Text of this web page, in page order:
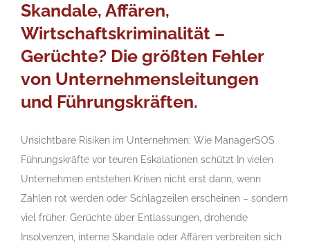
Skandale, Affären,
Wirtschaftskriminalität –
Gerüchte? Die größten Fehler
von Unternehmensleitungen
und Führungskräften.
Unsichtbare Risiken im Unternehmen: Wie ManagerSOS
Führungskräfte vor teuren Eskalationen schützt In vielen
Unternehmen entstehen Krisen nicht erst dann, wenn
Zahlen rot werden oder Schlagzeilen erscheinen – sondern
viel früher. Gerüchte über Entlassungen, drohende
Insolvenzen, interne Skandale oder Affären verbreiten sich